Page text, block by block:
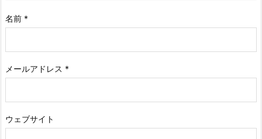
名前 *
メールアドレス *
ウェブサイト